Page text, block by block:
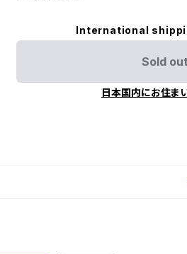
International
Sold out
日本国内にお住ま